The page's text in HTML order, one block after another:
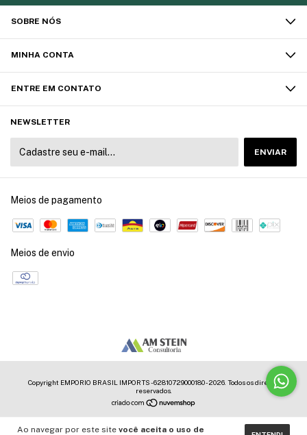
Ao navegar por este site você aceita o uso de
SOBRE NÓS
MINHA CONTA
ENTRE EM CONTATO
NEWSLETTER
Meios de pagamento
Meios de envio
Copyright EMPORIO BRASIL IMPORTS - 62810729000180 - 2026. Todos os direitos
reservados.